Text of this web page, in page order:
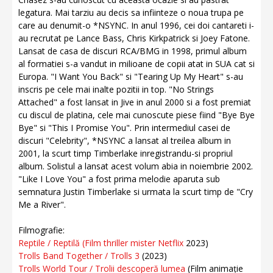
legatura. Mai tarziu au decis sa infiinteze o noua trupa pe
care au denumit-o *NSYNC. In anul 1996, cei doi cantareti i-
au recrutat pe Lance Bass, Chris Kirkpatrick si Joey Fatone.
Lansat de casa de discuri RCA/BMG in 1998, primul album
al formatiei s-a vandut in milioane de copii atat in SUA cat si
Europa. "I Want You Back" si "Tearing Up My Heart" s-au
inscris pe cele mai inalte pozitii in top. "No Strings
Attached" a fost lansat in Jive in anul 2000 si a fost premiat
cu discul de platina, cele mai cunoscute piese fiind "Bye Bye
Bye" si "This I Promise You". Prin intermediul casei de
discuri "Celebrity", *NSYNC a lansat al treilea album in
2001, la scurt timp Timberlake inregistrandu-si propriul
album. Solistul a lansat acest volum abia in noiembrie 2002.
"Like I Love You" a fost prima melodie aparuta sub
semnatura Justin Timberlake si urmata la scurt timp de "Cry
Me a River".
Filmografie:
Reptile / Reptilă (Film thriller mister Netflix 2023)
Trolls Band Together / Trolls 3 (2023)
Trolls World Tour / Trolii descoperă lumea (Film animație